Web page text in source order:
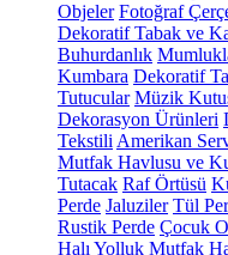
Objeler Fotoğraf
Dekoratif Tabak ve
Buhurdanlık
Kumbara Dekoratif
Tutucular Müzik
Dekorasyon Ürünleri
Tekstili Amerikan
Mutfak Havlusu ve
Tutacak Raf Örtüsü
Perde Jaluziler Tül
Rustik Perde Çocuk
Halı Yolluk Mutfak